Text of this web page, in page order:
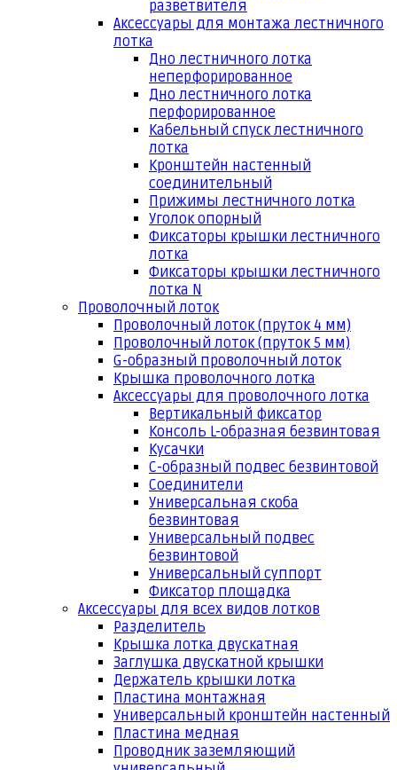
разветвителя
Аксессуары для монтажа лестничного
лотка
Дно лестничного лотка
неперфорированное
Дно лестничного лотка
перфорированное
Кабельный спуск лестничного
лотка
Кронштейн настенный
соединительный
Прижимы лестничного лотка
Уголок опорный
Фиксаторы крышки лестничного
лотка
Фиксаторы крышки лестничного
лотка N
Проволочный лоток
Проволочный лоток (пруток 4 мм)
Проволочный лоток (пруток 5 мм)
G-образный проволочный лоток
Крышка проволочного лотка
Аксессуары для проволочного лотка
Вертикальный фиксатор
Консоль L-образная безвинтовая
Кусачки
С-образный подвес безвинтовой
Соединители
Универсальная скоба
безвинтовая
Универсальный подвес
безвинтовой
Универсальный суппорт
Фиксатор площадка
Аксессуары для всех видов лотков
Разделитель
Крышка лотка двускатная
Заглушка двускатной крышки
Держатель крышки лотка
Пластина монтажная
Универсальный кронштейн настенный
Пластина медная
Проводник заземляющий